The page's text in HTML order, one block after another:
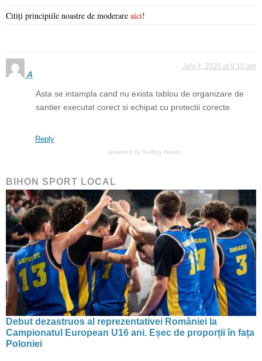
Citiți principiile noastre de moderare aici!
A
July 4, 2025 at 9:10 am
Asta se intampla cand nu exista tablou de organizare de
santier executat corect si echipat cu protectii corecte.
Reply
powered by Surfing Waves
BIHON SPORT LOCAL
Debut dezastruos al reprezentativei României la
Campionatul European U16 ani. Eșec de proporții în fața
Poloniei